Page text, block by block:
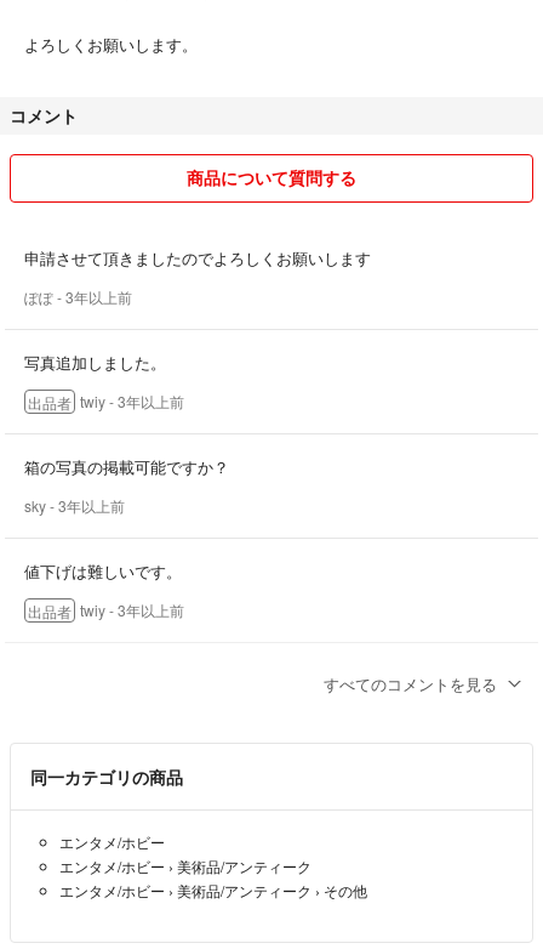
よろしくお願いします。
コメント
商品について質問する
申請させて頂きましたのでよろしくお願いします
ぽぽ- 3年以上前
写真追加しました。
出品者 twiy- 3年以上前
箱の写真の掲載可能ですか？
sky- 3年以上前
値下げは難しいです。
出品者 twiy- 3年以上前
申し訳ございませんでした。
難しいです。
すべてのコメントを見る
同一カテゴリの商品
エンタメ/ホビー
エンタメ/ホビー › 美術品/アンティーク
エンタメ/ホビー › 美術品/アンティーク › その他